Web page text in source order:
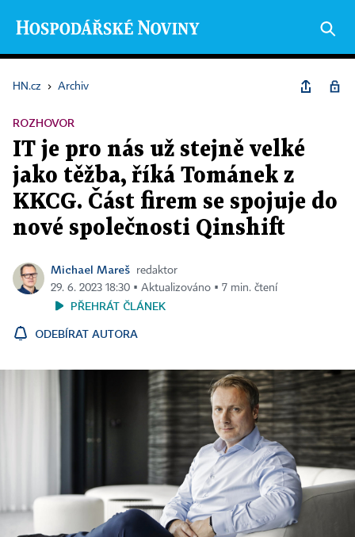
HN.cz › Archiv
ROZHOVOR
IT je pro nás už stejně velké
jako těžba, říká Tománek z
KKCG. Část firem se spojuje do
nové společnosti Qinshift
Michael Mareš
redaktor
29. 6. 2023 18:30 ▪ Aktualizováno ▪ 7 min. čtení
PŘEHRÁT ČLÁNEK
ODEBÍRAT AUTORA